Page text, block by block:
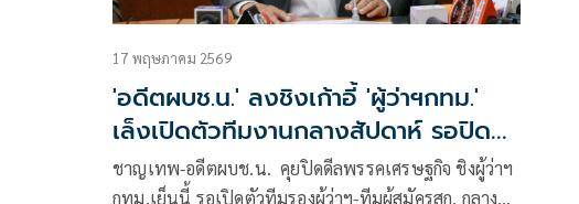
17 พฤษภาคม 2569
'อดีตผบช.น.' ลงชิงเก้าอี้ 'ผู้ว่าฯกทม.'
เล็งเปิดตัวทีมงานกลางสัปดาห์ รอปิดดี
ลสังกัดพรรคหรืออิสระ
ชาญเทพ-อดีตผบช.น. คุยปิดดีลพรรคเศรษฐกิจ ชิงผู้ว่าฯ
กทม.เย็นนี้ รอเปิดตัวทีมรองผู้ว่าฯ-ทีมผู้สมัครสก. กลาง